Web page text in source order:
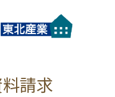
請求